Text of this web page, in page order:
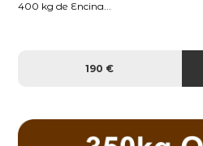
400 kg de Encina...
190 €